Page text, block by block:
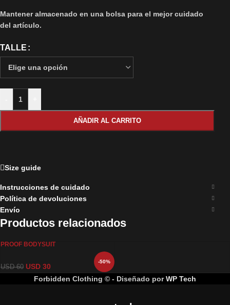
Mantener almacenado en una bolsa para el mejor cuidado
del artículo.
TALLE
AÑADIR AL CARRITO
Size guide
Instrucciones de cuidado
Política de devoluciones
Envío
Productos relacionados
-50%
PROOF BODYSUIT
USD60 USD 30
Forbidden Clothing © - Diseñado porWP Tech